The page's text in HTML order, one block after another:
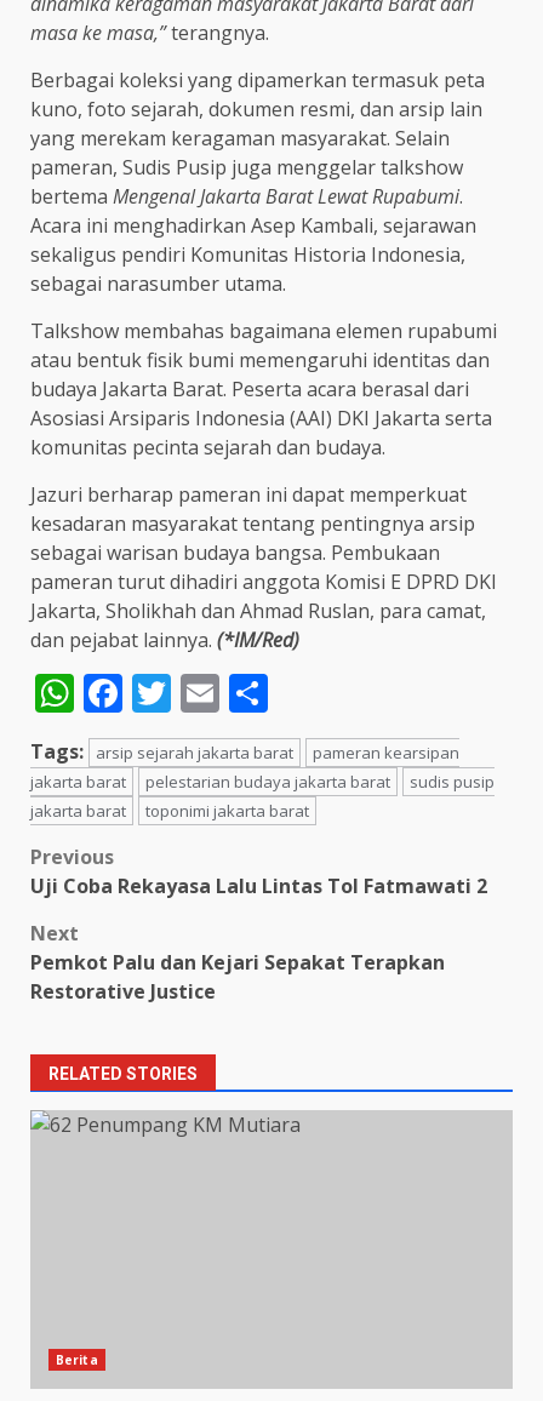
masa ke masa,”terangnya.
Berbagai koleksi yang dipamerkan termasuk peta
kuno, foto sejarah, dokumen resmi, dan arsip lain
yang merekam keragaman masyarakat. Selain
pameran, Sudis Pusip juga menggelar talkshow
bertema Mengenal Jakarta Barat Lewat Rupabumi.
Acara ini menghadirkan Asep Kambali, sejarawan
sekaligus pendiri Komunitas Historia Indonesia,
sebagai narasumber utama.
Talkshow membahas bagaimana elemen rupabumi
atau bentuk fisik bumi memengaruhi identitas dan
budaya Jakarta Barat. Peserta acara berasal dari
Asosiasi Arsiparis Indonesia (AAI) DKI Jakarta serta
komunitas pecinta sejarah dan budaya.
Jazuri berharap pameran ini dapat memperkuat
kesadaran masyarakat tentang pentingnya arsip
sebagai warisan budaya bangsa. Pembukaan
pameran turut dihadiri anggota Komisi E DPRD DKI
Jakarta, Sholikhah dan Ahmad Ruslan, para camat,
dan pejabat lainnya. (*IM/Red)
WhatsApp
Facebook
Twitter
Email
Tags: arsip sejarah jakarta barat
pameran kearsipan
jakarta barat
pelestarian budaya jakarta barat
sudis pusip
jakarta barat
toponimi jakarta barat
Post
navigation
Previous
Uji Coba Rekayasa Lalu Lintas Tol Fatmawati 2
Next
Pemkot Palu dan Kejari Sepakat Terapkan
Restorative Justice
RELATED STORIES
Berita